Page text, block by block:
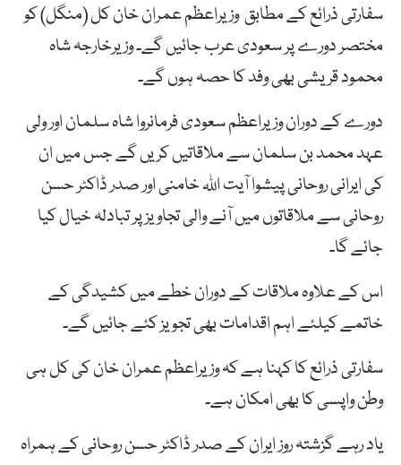
سفارتی ذرائع کے مطابق وزیراعظم عمران خان کل (منگل) کو
مختصر دورے پر سعودی عرب جائیں گے۔ وزیرخارجہ شاہ
محمود قریشی بھی وفد کا حصہ ہوں گے۔
دورے کے دوران وزیراعظم سعودی فرمانروا شاہ سلمان اور ولی
عہد محمد بن سلمان سے ملاقاتیں کریں گے جس میں ان
کی ایرانی روحانی پیشوا آیت اللہ خامنی اور صدر ڈاکٹر حسن
روحانی سے ملاقاتوں میں آنے والی تجاویز پر تبادلہ خیال کیا
جائے گا۔
اس کے علاوہ ملاقات کے دوران خطے میں کشیدگی کے
خاتمے کیلئے اہم اقدامات بھی تجویز کئے جائیں گے۔
سفارتی ذرائع کا کہنا ہے کہ وزیراعظم عمران خان کی کل ہی
وطن واپسی کا بھی امکان ہے۔
یاد رہے گزشتہ روز ایران کے صدر ڈاکٹر حسن روحانی کے ہمراہ